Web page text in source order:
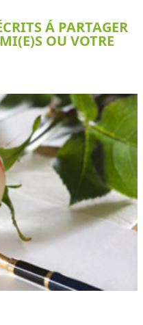
Á PARTAGER
OU VOTRE